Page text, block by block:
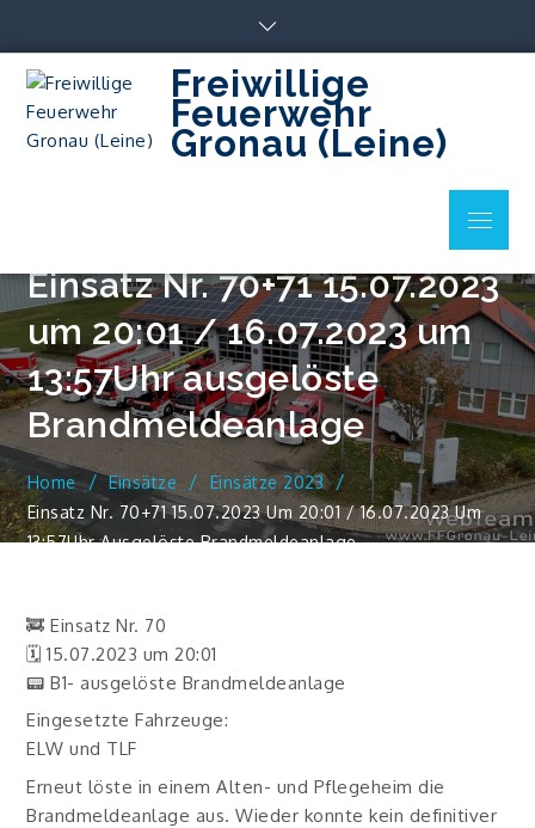
content
Freiwillige
Feuerwehr
Gronau (Leine)
Menu
Einsatz Nr. 70+71 15.07.2023
um 20:01 / 16.07.2023 um
13:57Uhr ausgelöste
Brandmeldeanlage
Home Einsätze
Einsätze 2023
Einsatz Nr. 70+71 15.07.2023 Um 20:01 / 16.07.2023 Um
13:57Uhr Ausgelöste Brandmeldeanlage
🚒 Einsatz Nr. 70
🗓 15.07.2023 um 20:01
📟 B1- ausgelöste Brandmeldeanlage
Eingesetzte Fahrzeuge:
ELW und TLF
Erneut löste in einem Alten- und Pflegeheim die
Brandmeldeanlage aus. Wieder konnte kein definitiver